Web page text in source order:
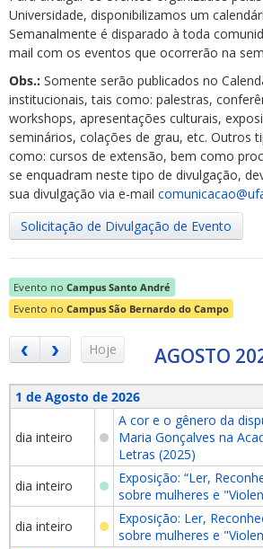
Universidade, disponibilizamos um
Semanalmente é disparado à toda
mail com os eventos que ocorrerão na
Obs.: Somente serão publicados no
institucionais, tais como: palestras,
workshops, apresentações culturais,
seminários, colações de grau, etc. Outros
como: cursos de extensão, bem como
se enquadram neste tipo de divulgação,
sua divulgação via e-mail
Solicitação de Divulgação de Evento
Evento no Campus Santo André
Evento no Campus São Bernardo do Campo
Hoje AGOSTO
1 de Agosto de 2026
dia inteiro
A cor e o gênero da
Maria Gonçalves na
Letras (2025)
dia inteiro
Exposição: “Ler,
sobre mulheres e
dia inteiro
Exposição: Ler,
sobre mulheres e